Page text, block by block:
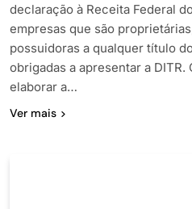
declaração à Receita Federal
empresas que são
possuidoras a qualquer título
obrigadas a apresentar a
elaborar a…
Ver mais